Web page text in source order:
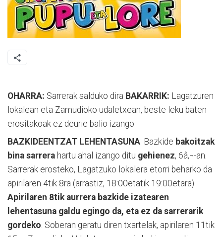
OHARRA: Sarrerak salduko dira BAKARRIK: Lagatzuren
lokalean eta Zamudioko udaletxean, beste leku baten
erositakoak ez deurie balio izango
BAZKIDEENTZAT LEHENTASUNA: Bazkide bakoitzak
bina sarrera hartu ahal izango ditu gehienez, 6â‚¬-an.
Sarrerak erosteko, Lagatzuko lokalera etorri beharko da
apirilaren 4tik 8ra (arrastiz, 18:00etatik 19:00etara).
Apirilaren 8tik aurrera bazkide izatearen
lehentasuna galdu egingo da, eta ez da sarrerarik
gordeko. Soberan geratu diren txartelak, apirilaren 11tik